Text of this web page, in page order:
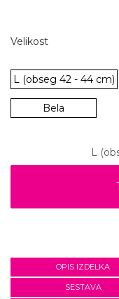
Velikost
L (obseg 42 - 44 cm)
Bela
L
OPIS IZDELKA
SESTAVA